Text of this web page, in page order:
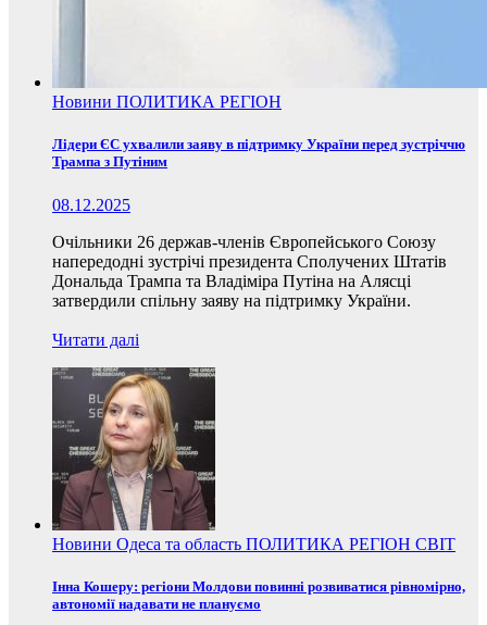
Новини ПОЛИТИКА РЕГІОН
Лідери ЄС ухвалили заяву в підтримку України перед зустріччю
Трампа з Путіним
08.12.2025
Очільники 26 держав-членів Європейського Союзу
напередодні зустрічі президента Сполучених Штатів
Дональда Трампа та Владіміра Путіна на Алясці
затвердили спільну заяву на підтримку України.
Читати далі
Новини Одеса та область ПОЛИТИКА РЕГІОН СВІТ
Інна Кошеру: регіони Молдови повинні розвиватися рівномірно,
автономії надавати не плануємо